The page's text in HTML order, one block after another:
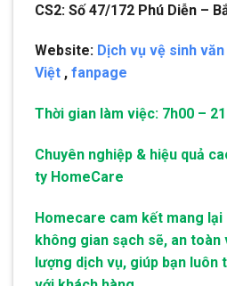
CS2: Số 47/172 Phú Diễn –
Website: Dịch vụ vệ sinh
Việt , fanpage
Thời gian làm việc: 7h00 –
Chuyên nghiệp & hiệu quả
ty HomeCare
Homecare cam kết mang lại
không gian sạch sẽ, an toàn
lượng dịch vụ, giúp bạn luôn